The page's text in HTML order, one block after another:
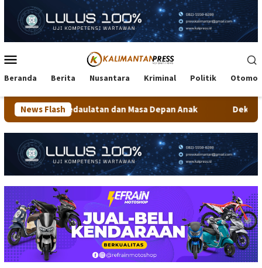
konten
Mobile
Beranda Berita Nusantara Kriminal Politik
News Flash
dan Masa Depan Anak Dekranasda Tarakan